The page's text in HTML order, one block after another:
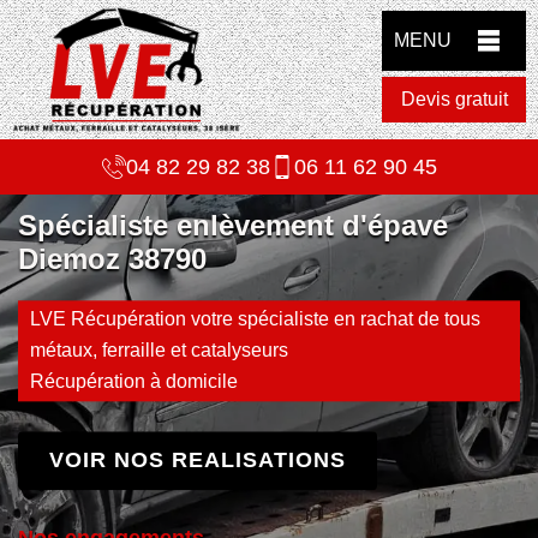
MENU
Devis gratuit
04 82 29 82 38 06 11 62 90 45
Spécialiste enlèvement d'épave
Diemoz 38790
LVE Récupération votre spécialiste en rachat de tous
métaux, ferraille et catalyseurs
Récupération à domicile
VOIR NOS REALISATIONS